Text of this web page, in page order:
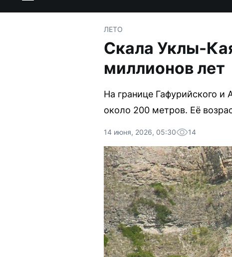
ЛЕТО
Скала Уклы-
миллионов лет
На границе Гафурийского и
около 200 метров. Её
14 июня, 2026, 05:30 14